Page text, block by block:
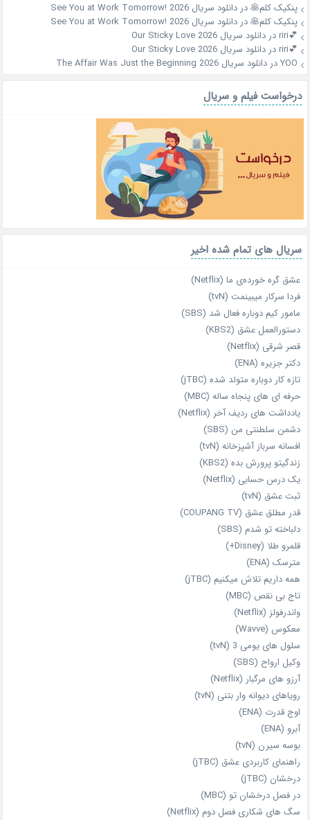
پنکیک کلم🥞دردانلود سریال See You at Work Tomorrow! 2026
پنکیک کلم🥞دردانلود سریال See You at Work Tomorrow! 2026
💕riri
دردانلود سریال Our Sticky Love 2026
💕riri
دردانلود سریال Our Sticky Love 2026
YOOدردانلود سریال The Affair Was Just the Beginning 2026
درخواست فیلم و سریال
سریال های تمام شده اخیر
عشق گره خورده‌ی ما (Netflix)
فردا سرکار میبینمت (tvN)
مامور کیم دوباره فعال شد (SBS)
دستورالعمل عشق (KBS2)
قصر شرقی (Netflix)
دکتر جزیره (ENA)
تازه‌ کار دوباره‌ متولد شده (jTBC)
حرفه‌ ای‌ های پنجاه‌ ساله (MBC)
یادداشت‌ های ردیف آخر (Netflix)
دشمن سلطنتی من (SBS)
افسانه سرباز آشپزخانه (tvN)
زندگیتو پرورش بده (KBS2)
یک درس حسابی (Netflix)
ثبت عشق (tvN)
قدر مطلق عشق (COUPANG TV)
دلباخته تو شدم (SBS)
قلمرو طلا (Disney+)
مترسک (ENA)
همه داریم تلاش میکنیم (jTBC)
تاج بی‌ نقص (MBC)
واندرفولز (Netflix)
معکوس (Wavve)
سلول های یومی 3 (tvN)
وکیل ارواح (SBS)
آرزو های مرگبار (Netflix)
رویاهای دیوانه‌ وار بتنی (tvN)
اوج قدرت (ENA)
آبرو (ENA)
بوسه سیرن (tvN)
راهنمای کاربردی عشق (jTBC)
درخشان (jTBC)
در فصل درخشان تو (MBC)
سگ های شکاری فصل دوم (Netflix)